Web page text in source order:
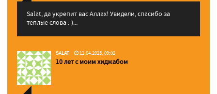
Salat, да укрепит вас Аллаx! Увидели, спасибо за
теплые слова :-)...
SALAT 11.04.2025, 09:02
10 лет с моим хиджабом